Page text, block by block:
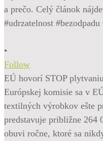
•
Follow
EÚ hovorí STOP
Európskej komisie sa v
textilných výrobkov ešte
predstavuje približne 264
obuvi ročne, ktoré sa